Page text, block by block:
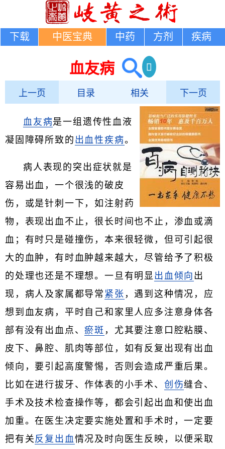
下载 中医宝典 中药 方剂 疾病
血友病
上一页 目录 相关 下一页
血友病是一组遗传性血液
凝固障碍所致的 出血性疾病。
病人表现的突出症状就是
容易出血，一个很浅的破皮
伤，或是针刺一下，如注射药
物，表现出血不止，很长时间也不止，渗血或滴
血；有时只是碰撞伤，本来很轻微，但可引起很
大的血肿，有时血肿越来越大，尽管给予了积极
的处理也还是不理想。一旦有明显 出血倾向 出
现，病人及家属都导常 紧张 ，遇到这种情况，应
想到血友病，平时自己和家里人应多注意身体各
部有没有出血点、瘀斑 ，尤其要注意口腔粘膜、
皮下、鼻腔、肌肉等部位，如有反复出现有出血
倾向，要引起高度警惕，否则会造成严重后果。
比如在进行拔牙、作体表的小手术、 创伤缝合、
手术及技术检查操作等，都会引起出血和使出血
加重。在医生决定要实施处置和手术时，一定要
把有关反复出血情况及时向医生反映，以便采取